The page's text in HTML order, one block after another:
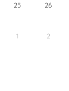
25 26
1 2